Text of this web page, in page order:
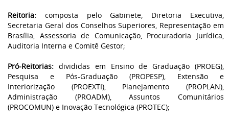
Reitoria: composta pelo Gabinete, Diretoria Executiva,
Secretaria Geral dos Conselhos Superiores, Representação em
Brasília, Assessoria de Comunicação, Procuradoria Jurídica,
Auditoria Interna e Comitê Gestor;
Pró-Reitorias: divididas em Ensino de Graduação (PROEG),
Pesquisa e Pós-Graduação (PROPESP), Extensão e
Interiorização (PROEXTI), Planejamento (PROPLAN),
Administração (PROADM), Assuntos Comunitários
(PROCOMUN) e Inovação Tecnológica (PROTEC);